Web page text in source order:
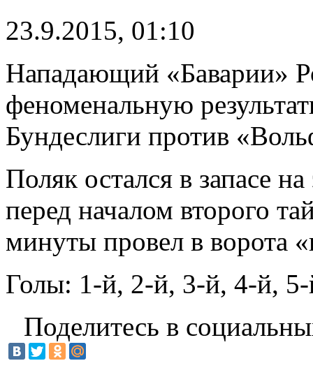
23.9.2015, 01:10
Нападающий «Баварии»
феноменальную
Бундеслиги против
Поляк остался в запасе
перед началом второго
минуты провел в ворота
Голы: 1-й, 2-й, 3-й, 4-й,
Поделитесь в